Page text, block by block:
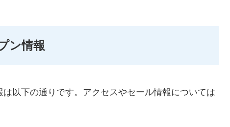
ン情報
以下の通りです。アクセスやセール情報については